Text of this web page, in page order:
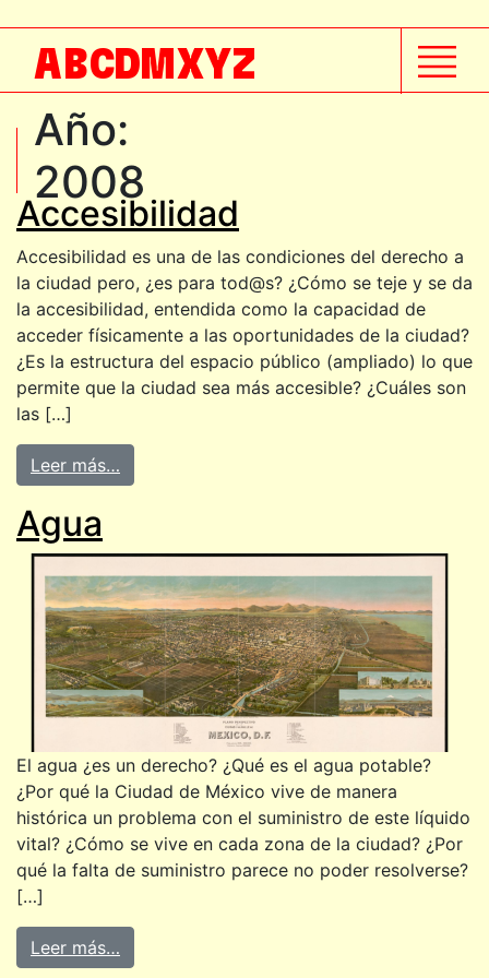
ABCDMXYZ
Año:
2008
Accesibilidad
Accesibilidad es una de las condiciones del derecho a
la ciudad pero, ¿es para tod@s? ¿Cómo se teje y se da
la accesibilidad, entendida como la capacidad de
acceder físicamente a las oportunidades de la ciudad?
¿Es la estructura del espacio público (ampliado) lo que
permite que la ciudad sea más accesible? ¿Cuáles son
las […]
Leer más…
Agua
El agua ¿es un derecho? ¿Qué es el agua potable?
¿Por qué la Ciudad de México vive de manera
histórica un problema con el suministro de este líquido
vital? ¿Cómo se vive en cada zona de la ciudad? ¿Por
qué la falta de suministro parece no poder resolverse?
[…]
Leer más…